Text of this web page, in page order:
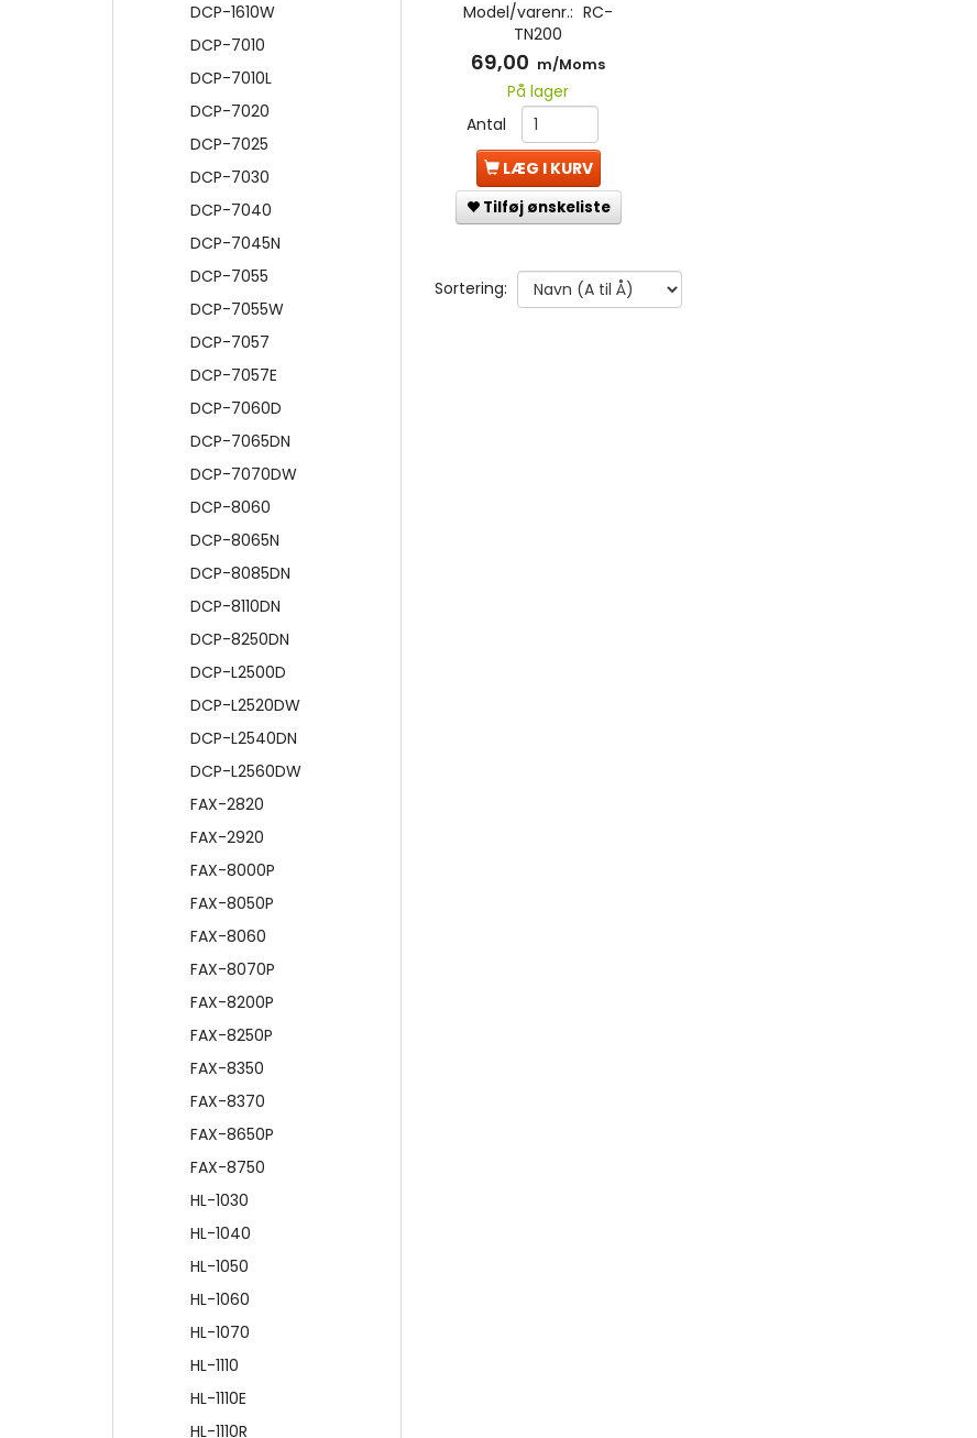
DCP-1610W
DCP-7010
DCP-7010L
DCP-7020
DCP-7025
DCP-7030
DCP-7040
DCP-7045N
DCP-7055
DCP-7055W
DCP-7057
DCP-7057E
DCP-7060D
DCP-7065DN
DCP-7070DW
DCP-8060
DCP-8065N
DCP-8085DN
DCP-8110DN
DCP-8250DN
DCP-L2500D
DCP-L2520DW
DCP-L2540DN
DCP-L2560DW
FAX-2820
FAX-2920
FAX-8000P
FAX-8050P
FAX-8060
FAX-8070P
FAX-8200P
FAX-8250P
FAX-8350
FAX-8370
FAX-8650P
FAX-8750
HL-1030
HL-1040
HL-1050
HL-1060
HL-1070
HL-1110
HL-1110E
HL-1110R
Model/varenr.: RC-
TN200
69,00 m/Moms
På lager
Antal
LÆG I KURV
Tilføj ønskeliste
Sortering: